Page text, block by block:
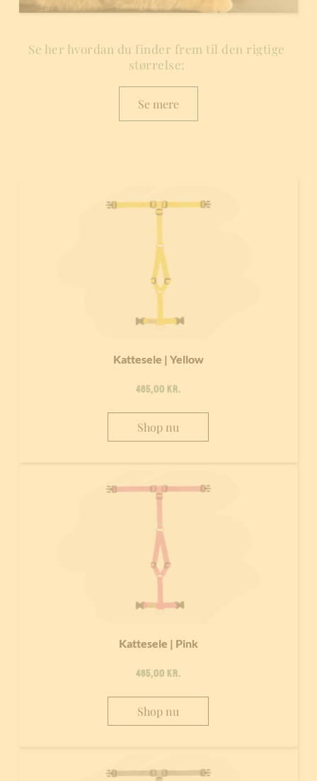
Se her hvordan du finder frem til den rigtige
størrelse:
Se mere
Kattesele | Yellow
485,00 kr.
Shop nu
Kattesele | Pink
485,00 kr.
Shop nu